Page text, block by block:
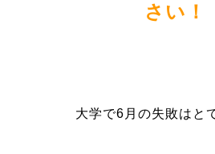
さい！
大学で6月の失敗はと